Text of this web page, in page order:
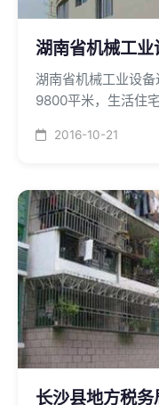
湖南省机械工
湖南省机械工业设
9800平米，生活住
2016-10-21
长沙县地方税